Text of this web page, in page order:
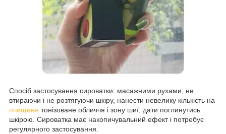
Спосіб застосування сироватки: масажними рухами, не
втираючи і не розтягуючи шкіру, нанести невелику кількість на
очищене тонізоване обличчя і зону шиї, дати поглинутись
шкірою. Сироватка має накопичувальний ефект і потребує
регулярного застосування.